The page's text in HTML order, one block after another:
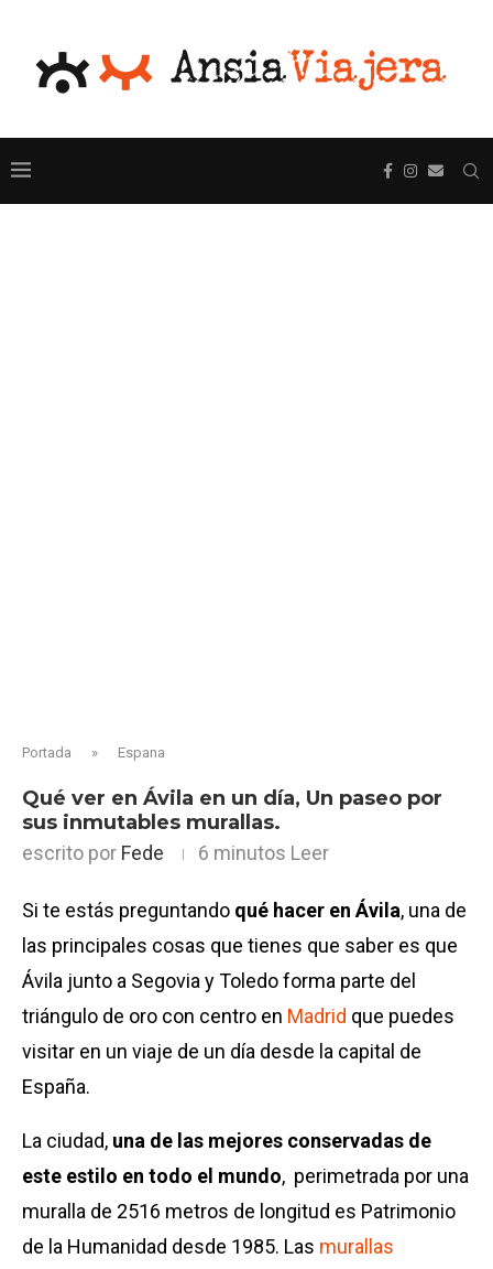
Portada » Espana
Qué ver en Ávila en un día, Un paseo por
sus inmutables murallas.
escrito por Fede 6 minutos Leer
Si te estás preguntando qué hacer en Ávila, una de
las principales cosas que tienes que saber es que
Ávila junto a Segovia y Toledo forma parte del
triángulo de oro con centro en Madrid que puedes
visitar en un viaje de un día desde la capital de
España.
La ciudad, una de las mejores conservadas de
este estilo en todo el mundo, perimetrada por una
muralla de 2516 metros de longitud es Patrimonio
de la Humanidad desde 1985. Las murallas